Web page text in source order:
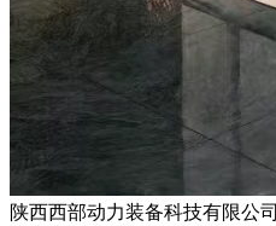
陕西西部动力装备科技有限公司